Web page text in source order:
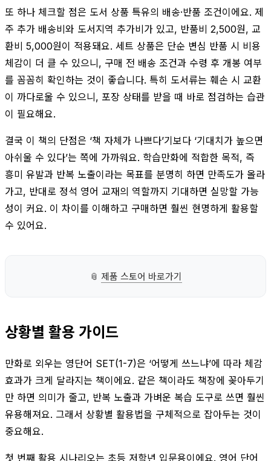
또 하나 체크할 점은 도서 상품 특유의 배송·반품 조건이에요. 제
주 추가 배송비와 도서지역 추가비가 있고, 반품비 2,500원, 교
환비 5,000원이 적용돼요. 세트 상품은 단순 변심 반품 시 비용
체감이 더 클 수 있으니, 구매 전 배송 조건과 수령 후 개봉 여부
를 꼼꼼히 확인하는 것이 좋습니다. 특히 도서류는 훼손 시 교환
이 까다로울 수 있으니, 포장 상태를 받을 때 바로 점검하는 습관
이 필요해요.
결국 이 책의 단점은 ‘책 자체가 나쁘다’기보다 ‘기대치가 높으면
아쉬울 수 있다’는 쪽에 가까워요. 학습만화에 적합한 목적, 즉
흥미 유발과 반복 노출이라는 목표를 분명히 하면 만족도가 올라
가고, 반대로 정석 영어 교재의 역할까지 기대하면 실망할 가능
성이 커요. 이 차이를 이해하고 구매하면 훨씬 현명하게 활용할
수 있어요.
📎 제품 스토어 바로가기
상황별 활용 가이드
만화로 외우는 영단어 SET(1-7)은 ‘어떻게 쓰느냐’에 따라 체감
효과가 크게 달라지는 책이에요. 같은 책이라도 책장에 꽂아두기
만 하면 의미가 줄고, 반복 노출과 가벼운 복습 도구로 쓰면 훨씬
유용해져요. 그래서 상황별 활용법을 구체적으로 잡아두는 것이
중요해요.
첫 번째 활용 시나리오는 초등 저학년 입문용이에요. 영어 단어